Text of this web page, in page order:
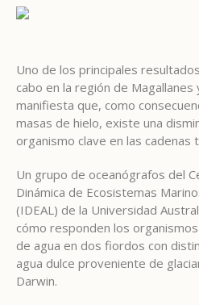
Uno de los principales
cabo en la región de Magallanes
manifiesta que, como
masas de hielo, existe una
organismo clave en las cadenas
Un grupo de oceanógrafos del
Dinámica de Ecosistemas
(IDEAL) de la Universidad
cómo responden los
de agua en dos fiordos con
agua dulce proveniente de
Darwin.